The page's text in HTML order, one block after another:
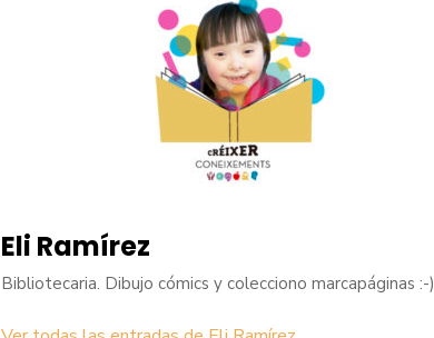
Eli Ramírez
Bibliotecaria. Dibujo cómics y colecciono marcapáginas :-)